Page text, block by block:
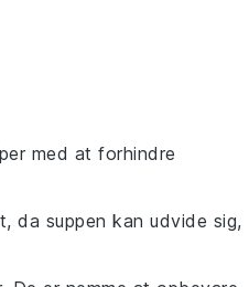
med at forhindre
da suppen kan udvide sig,